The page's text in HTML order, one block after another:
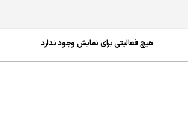
هیچ فعالیتی برای نمایش وجود ندارد